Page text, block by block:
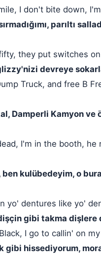
I don't bite down,
parıltı
they put switches
devreye
Truck, and free B
Damperli Kamyon ve
I'm in the booth, he
kulübedeyim, o
yo' dentures like yo'
gibi takma dişlere
I go to callin' on
gibi hissediyorum,